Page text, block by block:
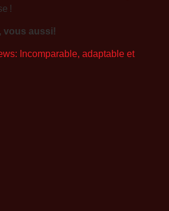
!
vous aussi!
Incomparable, adaptable et